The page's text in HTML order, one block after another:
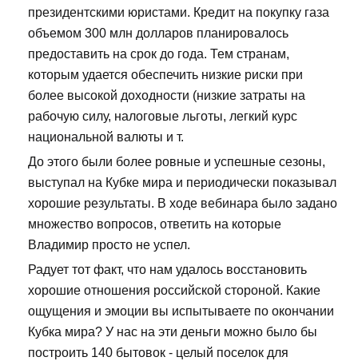
президентскими юристами. Кредит на покупку газа
объемом 300 млн долларов планировалось
предоставить на срок до года. Тем странам,
которым удается обеспечить низкие риски при
более высокой доходности (низкие затраты на
рабочую силу, налоговые льготы, легкий курс
национальной валюты и т.
До этого были более ровные и успешные сезоны,
выступал на Кубке мира и периодически показывал
хорошие результаты. В ходе вебинара было задано
множество вопросов, ответить на которые
Владимир просто не успел.
Радует тот факт, что нам удалось восстановить
хорошие отношения российской стороной. Какие
ощущения и эмоции вы испытываете по окончании
Кубка мира? У нас на эти деньги можно было бы
построить 140 бытовок - целый поселок для